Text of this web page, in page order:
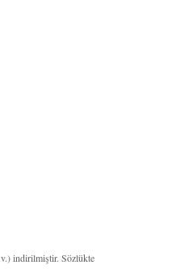
indirilmiştir. Sözlükte